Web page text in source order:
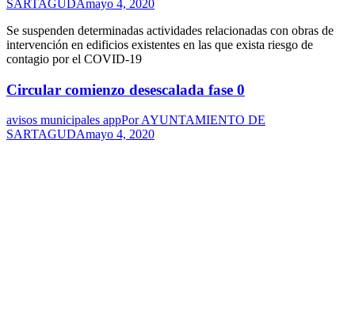
SARTAGUDAmayo 4, 2020
Se suspenden determinadas actividades relacionadas con obras de
intervención en edificios existentes en las que exista riesgo de
contagio por el COVID-19
Circular comienzo desescalada fase 0
avisos municipales appPorAYUNTAMIENTO DE
SARTAGUDAmayo 4, 2020